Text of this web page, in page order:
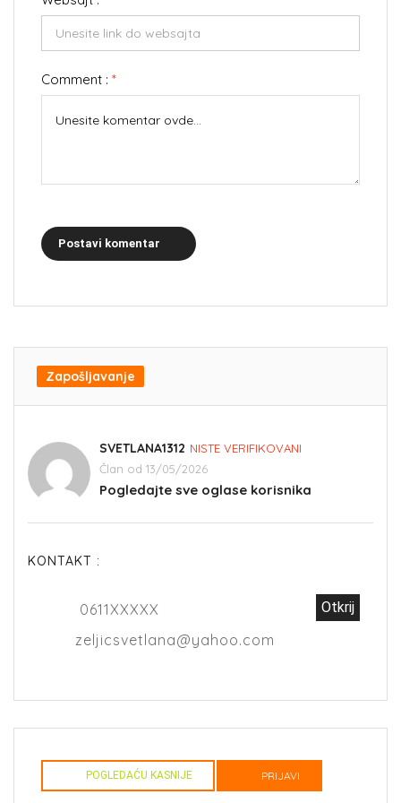
Comment : *
Postavi komentar
Zapošljavanje
SVETLANA1312 NISTE VERIFIKOVANI
Član od 13/05/2026
Pogledajte sve oglase korisnika
KONTAKT :
0611XXXXX Otkrij
zeljicsvetlana@yahoo.com
POGLEDAĆU KASNIJE PRIJAVI